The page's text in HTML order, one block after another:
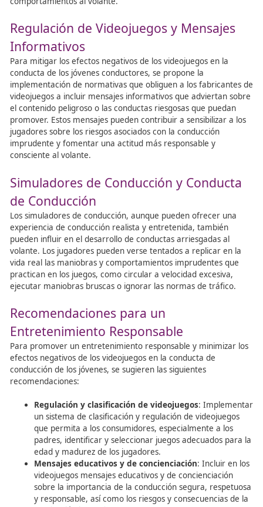
públicos y la sociedad en general es esencial para
siniestralidad vial causada por el consumo de alcohol y
en conductores jóvenes, promoviendo así una
segura y responsable.
Publicidad en el Sector del
Automóvil
La publicidad en el sector del automóvil juega un papel
en la formación de actitudes y comportamientos de los
ello, es esencial que los anuncios publicitarios se
manera responsable y ética, evitando incentivar
ilegales o peligrosas en la carretera.
Principios de Publicidad
Los anuncios de vehículos deben adherirse a los
principios para promover una conducción segura y
No incitar a conductas ilegales o peligrosas
promoción de comportamientos como el exceso
velocidad, el consumo de alcohol al volante, el uso
indebido del teléfono móvil mientras se conduce,
otros.
Enfatizar las prestaciones de seguridad
vehículos, como el sistema de frenos ABS,
de estabilidad, asistencia de frenado de
entre otros.
Promover la conducción ecológica: Destacar las
prestaciones y características de los vehículos que
contribuyen a la reducción del impacto
como los vehículos eléctricos, híbridos o con bajo
consumo de combustible.